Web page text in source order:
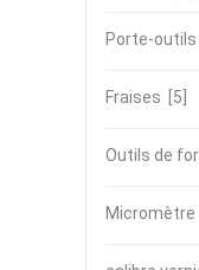
Porte-
Fraises [5]
Outils de
Micromètre